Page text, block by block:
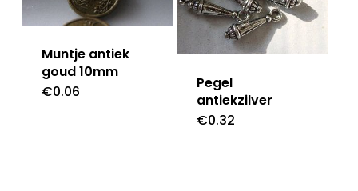
Muntje antiek
goud 10mm
€0.06
Pegel
antiekzilver
€0.32